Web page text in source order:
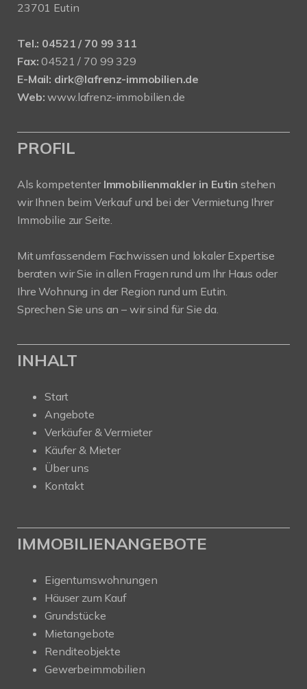
23701 Eutin
Tel.: 04521 / 70 99 311
Fax: 04521 / 70 99 329
E-Mail: dirk@lafrenz-immobilien.de
Web: www.lafrenz-immobilien.de
PROFIL
Als kompetenter Immobilienmakler in Eutin stehen
wir Ihnen beim Verkauf und bei der Vermietung Ihrer
Immobilie zur Seite.
Mit umfassendem Fachwissen und lokaler Expertise
beraten wir Sie in allen Fragen rund um Ihr Haus oder
Ihre Wohnung in der Region rund um Eutin.
Sprechen Sie uns an – wir sind für Sie da.
INHALT
Start
Angebote
Verkäufer & Vermieter
Käufer & Mieter
Über uns
Kontakt
IMMOBILIENANGEBOTE
Eigentumswohnungen
Häuser zum Kauf
Grundstücke
Mietangebote
Renditeobjekte
Gewerbeimmobilien